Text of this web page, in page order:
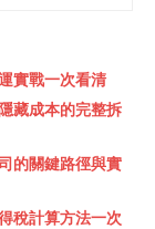
實戰一次看清
藏成本的完整拆
的關鍵路徑與實
稅計算方法一次